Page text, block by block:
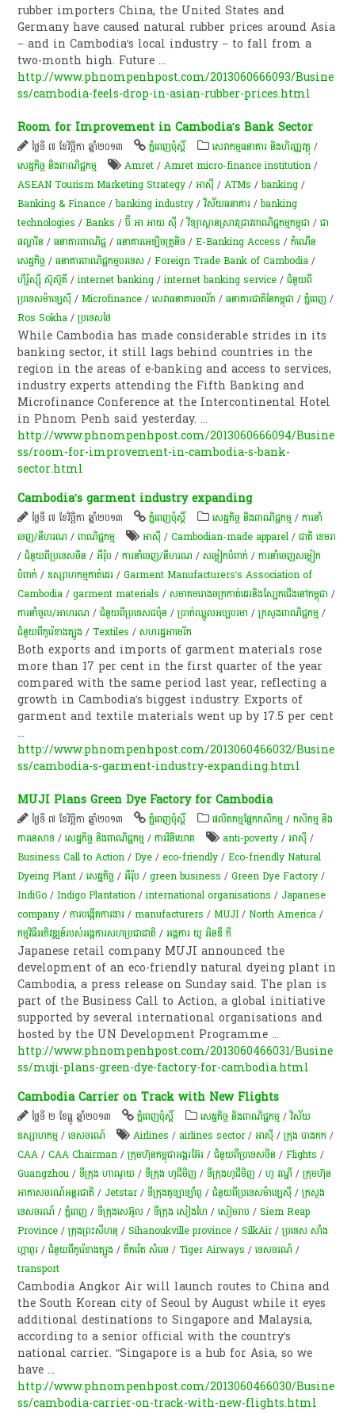
rubber importers China, the United States and
Germany have caused natural rubber prices around Asia
− and in Cambodia’s local industry − to fall from a
two-month high. Future...
http://www.phnompenhpost.com/2013060666093/Busine
ss/cambodia-feels-drop-in-asian-rubber-prices.html
Room for Improvement in Cambodia’s Bank Sector
ថ្ងៃទី ៧ ខែវិច្ឆិកា ឆ្នាំ២០១៣ ភ្នំពេញប៉ុស្តិ៍ សេវាកម្មធនាគារ និងហិរញ្ញវត្ថុ /
សេដ្ឋកិច្ច និងពាណិជ្ជកម្ម
Amret /Amret micro-finance institution /
ASEAN Tourism Marketing Strategy /អាស៊ី /ATMs /banking /
Banking & Finance /banking industry /វិស័យ​ធនាគារ​ /banking
technologies /Banks /ប៊ី អា អាយ ស៊ី /វិទ្យាស្ថានស្រាវជ្រាវពាណិជ្ជកម្មកម្ពុជា /ជា
ផល្លារិន /ធនាគារ​ពាណិជ្ជ /ធនាគារអេឡិចត្រូនិច /E-Banking Access /កំណើន​
សេដ្ឋកិច្ច /ធនាគារពាណិជ្ជកម្មបរទេស /Foreign Trade Bank of Cambodia /
ហ៊ីរ៉ូស្ស៊ី ស៊ូស៊ូគី /internet banking /internet banking service /ជំនួយពី
ប្រទេសម៉ាឡេស៊ី​​/Microfinance /សេវាធនាគារចល័ត /ធនាគារជាតិនៃកម្ពុជា /ភ្នំពេញ /
Ros Sokha /ប្រទេសថៃ
While Cambodia has made considerable strides in its
banking sector, it still lags behind countries in the
region in the areas of e-banking and access to services,
industry experts attending the Fifth Banking and
Microfinance Conference at the Intercontinental Hotel
in Phnom Penh said yesterday....
http://www.phnompenhpost.com/2013060666094/Busine
ss/room-for-improvement-in-cambodia-s-bank-
sector.html
Cambodia’s garment industry expanding
ថ្ងៃទី ៧ ខែវិច្ឆិកា ឆ្នាំ២០១៣ ភ្នំពេញប៉ុស្តិ៍ សេដ្ឋកិច្ច និងពាណិជ្ជកម្ម /ការនាំ
ចេញ/នីហរណ /ពាណិជ្ជកម្ម អាស៊ី /Cambodian-made apparel /ជាតិ ខេមរា
/ជំនួយពីប្រទេសចិន /អឺរ៉ុប /ការនាំចេញ/នីហរណ /សម្លៀកបំពាក់ /ការនាំចេញសម្លៀក
បំពាក់ /ឧស្សាហកម្មកាត់ដេរ /Garment Manufacturers’s Association of
Cambodia /garment materials /សមាគមរោងចក្រកាត់ដេរនិងស្បែកជើងនៅកម្ពុជា /
ការនាំចូល/អាហរណ /ជំនួយពីប្រទេសជប៉ុន /ប្រាក់​ឈ្នួល​អប្បបរមា /ក្រសួងពាណិជ្ជកម្ម /
ជំនួយពីកូរ៉េខាងត្បូង /Textiles /សហរដ្ឋអាមេរិក
Both exports and imports of garment materials rose
more than 17 per cent in the first quarter of the year
compared with the same period last year, reflecting a
growth in Cambodia’s biggest industry. Exports of
garment and textile materials went up by 17.5 per cent
...
http://www.phnompenhpost.com/2013060466032/Busine
ss/cambodia-s-garment-industry-expanding.html
MUJI Plans Green Dye Factory for Cambodia
ថ្ងៃទី ៧ ខែវិច្ឆិកា ឆ្នាំ២០១៣ ភ្នំពេញប៉ុស្តិ៍ ​ផលិតកម្ម​ផ្នែក​កសិកម្ម​ /កសិកម្ម​ និង​
ការ​នេ​សាទ​ /សេដ្ឋកិច្ច និងពាណិជ្ជកម្ម /ការវិនិយោគ anti-poverty /អាស៊ី /
Business Call to Action /Dye / eco-friendly /Eco-friendly Natural
Dyeing Plant /សេដ្ឋកិច្ច /អឺរ៉ុប /green business /Green Dye Factory /
IndiGo /Indigo Plantation /international organisations /Japanese
company /ការបង្កើតការងារ /manufacturers /MUJI /North America /
កម្មវិធីអភិវឌ្ឍន៍របស់អង្គការសហប្រជាជាតិ /អង្គការ យូ អិនឌី ភី
Japanese retail company MUJI announced the
development of an eco-friendly natural dyeing plant in
Cambodia, a press release on Sunday said. The plan is
part of the Business Call to Action, a global initiative
supported by several international organisations and
hosted by the UN Development Programme...
http://www.phnompenhpost.com/2013060466031/Busine
ss/muji-plans-green-dye-factory-for-cambodia.html
Cambodia Carrier on Track with New Flights
ថ្ងៃទី ២ ខែធ្នូ ឆ្នាំ២០១៣ ភ្នំពេញប៉ុស្តិ៍ សេដ្ឋកិច្ច និងពាណិជ្ជកម្ម /វិស័យ
ឧស្សាហកម្ម /ទេសចរណ៍ Airlines /airlines sector/អាស៊ី /ក្រុង បាងកក /
CAA /CAA Chairman /ក្រុមហ៊ុនកម្ពុជាអង្គរអ៊ែរ /ជំនួយពីប្រទេសចិន /Flights /
Guangzhou /ទីក្រុង ហាណូយ /ទីក្រុង ហូជីមិញ /ទីក្រុងហូជីមិញ /ហូ វណ្ឌី /ក្រុមហ៊ុន
អាកាសចរណ៍អន្តរជាតិ /Jetstar/ទីក្រុងគូឡាឡាំពួ /ជំនួយពីប្រទេសម៉ាឡេស៊ី​​/ក្រសួង
ទេសចរណ៍ /ភ្នំពេញ /ទីក្រុងសេអ៊ូល /ទីក្រុង សៀងហៃ /សៀមរាប /Siem Reap
Province /ក្រុងព្រះសីហនុ /Sihanoukville province /SilkAir/ប្រទេស សាំង
ហ្គាពួរ /ជំនួយពីកូរ៉េខាងត្បូង /តឹករ៉េត សំរេច /Tiger Airways /ទេសចរណ៍ /
transport
Cambodia Angkor Air will launch routes to China and
the South Korean city of Seoul by August while it eyes
additional destinations to Singapore and Malaysia,
according to a senior official with the country’s
national carrier. “Singapore is a hub for Asia, so we
have...
http://www.phnompenhpost.com/2013060466030/Busine
ss/cambodia-carrier-on-track-with-new-flights.html